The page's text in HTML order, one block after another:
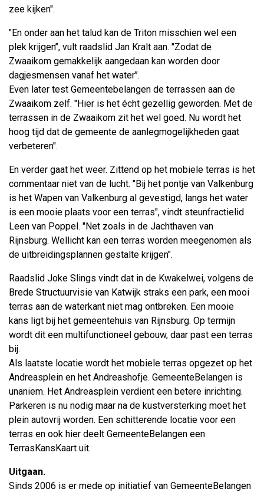
zee kijken".
"En onder aan het talud kan de Triton misschien wel een
plek krijgen’’, vult raadslid Jan Kralt aan. "Zodat de
Zwaaikom gemakkelijk aangedaan kan worden door
dagjesmensen vanaf het water’’.
Even later test Gemeentebelangen de terrassen aan de
Zwaaikom zelf. "Hier is het écht gezellig geworden. Met de
terrassen in de Zwaaikom zit het wel goed. Nu wordt het
hoog tijd dat de gemeente de aanlegmogelijkheden gaat
verbeteren".
En verder gaat het weer. Zittend op het mobiele terras is het
commentaar niet van de lucht. "Bij het pontje van Valkenburg
is het Wapen van Valkenburg al gevestigd, langs het water
is een mooie plaats voor een terras", vindt steunfractielid
Leen van Poppel. "Net zoals in de Jachthaven van
Rijnsburg. Wellicht kan een terras worden meegenomen als
de uitbreidingsplannen gestalte krijgen".
Raadslid Joke Slings vindt dat in de Kwakelwei, volgens de
Brede Structuurvisie van Katwijk straks een park, een mooi
terras aan de waterkant niet mag ontbreken. Een mooie
kans ligt bij het gemeentehuis van Rijnsburg. Op termijn
wordt dit een multifunctioneel gebouw, daar past een terras
bij.
Als laatste locatie wordt het mobiele terras opgezet op het
Andreasplein en het Andreashofje. GemeenteBelangen is
unaniem. Het Andreasplein verdient een betere inrichting.
Parkeren is nu nodig maar na de kustversterking moet het
plein autovrij worden. Een schitterende locatie voor een
terras en ook hier deelt GemeenteBelangen een
TerrasKansKaart uit.
Uitgaan.
Sinds 2006 is er mede op initiatief van GemeenteBelangen